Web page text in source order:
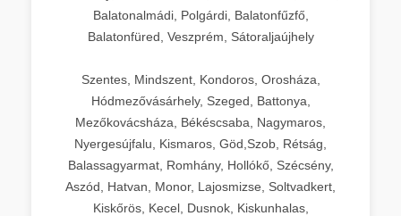
Balatonalmádi, Polgárdi, Balatonfűzfő,
Balatonfüred, Veszprém, Sátoraljaújhely
Szentes, Mindszent, Kondoros, Orosháza,
Hódmezővásárhely, Szeged, Battonya,
Mezőkovácsháza, Békéscsaba, Nagymaros,
Nyergesújfalu, Kismaros, Göd,Szob, Rétság,
Balassagyarmat, Romhány, Hollókő, Szécsény,
Aszód, Hatvan, Monor, Lajosmizse, Soltvadkert,
Kiskőrös, Kecel, Dusnok, Kiskunhalas,